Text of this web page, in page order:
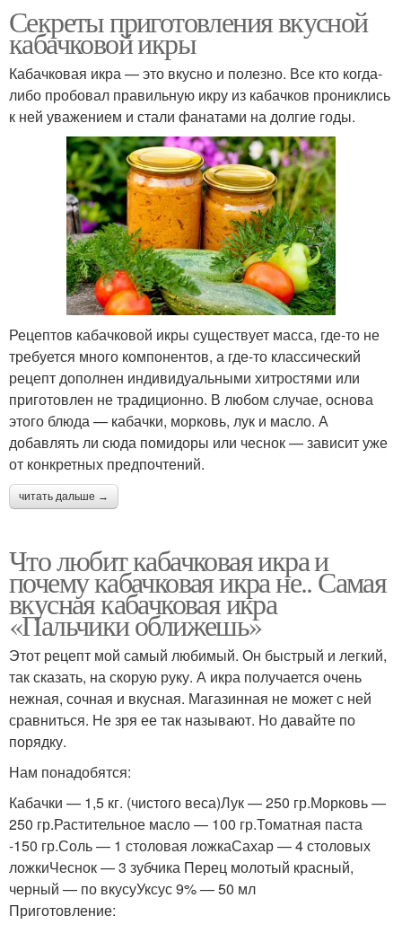
Секреты приготовления вкусной
кабачковой икры
Кабачковая икра — это вкусно и полезно. Все кто когда-
либо пробовал правильную икру из кабачков прониклись
к ней уважением и стали фанатами на долгие годы.
Рецептов кабачковой икры существует масса, где-то не
требуется много компонентов, а где-то классический
рецепт дополнен индивидуальными хитростями или
приготовлен не традиционно. В любом случае, основа
этого блюда — кабачки, морковь, лук и масло. А
добавлять ли сюда помидоры или чеснок — зависит уже
от конкретных предпочтений.
читать дальше →
Что любит кабачковая икра и
почему кабачковая икра не.. Самая
вкусная кабачковая икра
«Пальчики оближешь»
Этот рецепт мой самый любимый. Он быстрый и легкий,
так сказать, на скорую руку. А икра получается очень
нежная, сочная и вкусная. Магазинная не может с ней
сравниться. Не зря ее так называют. Но давайте по
порядку.
Нам понадобятся:
Кабачки — 1,5 кг. (чистого веса)Лук — 250 гр.Морковь —
250 гр.Растительное масло — 100 гр.Томатная паста
-150 гр.Соль — 1 столовая ложкаСахар — 4 столовых
ложкиЧеснок — 3 зубчика Перец молотый красный,
черный — по вкусуУксус 9% — 50 мл
Приготовление: